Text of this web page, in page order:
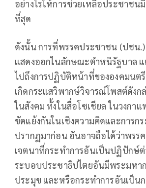
อย่างไรให้การช่วยเหลือประชาชน
ที่สุด
ดังนั้น การที่พรรคประชาชน (ปชน
แสดงออกในลักษณะตำหนิรัฐบาล แ
ไปถึงการปฏิบัติหน้าที่ขององคมนตรี
เกิดกระแสวิพากษ์วิจารณ์โพสต์ดังก
ในสังคม ทั้งในสื่อโซเชียล ในวงกาแ
ขัดแย้งกันในเชิงความคิดและการก
ปรากฏมาก่อน อันอาจถือได้ว่าพรร
เจตนาที่กระทำการอันเป็นปฏิปักษ์
ระบอบประชาธิปไตยอันมีพระมหา
ประมุข และหรือกระทําการอันเป็น